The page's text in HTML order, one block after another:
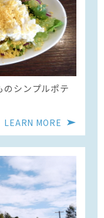
シンプルポテ
LEARN MORE